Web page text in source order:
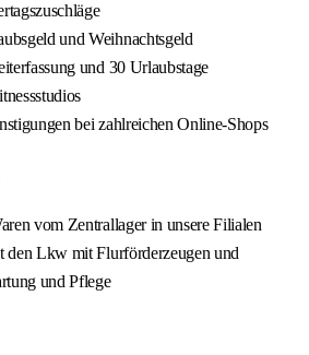
und Weihnachtsgeld
und 30 Urlaubstage
bei zahlreichen Online-Shops
vom Zentrallager in unsere Filialen
den Lkw mit Flurförderzeugen und
und Pflege